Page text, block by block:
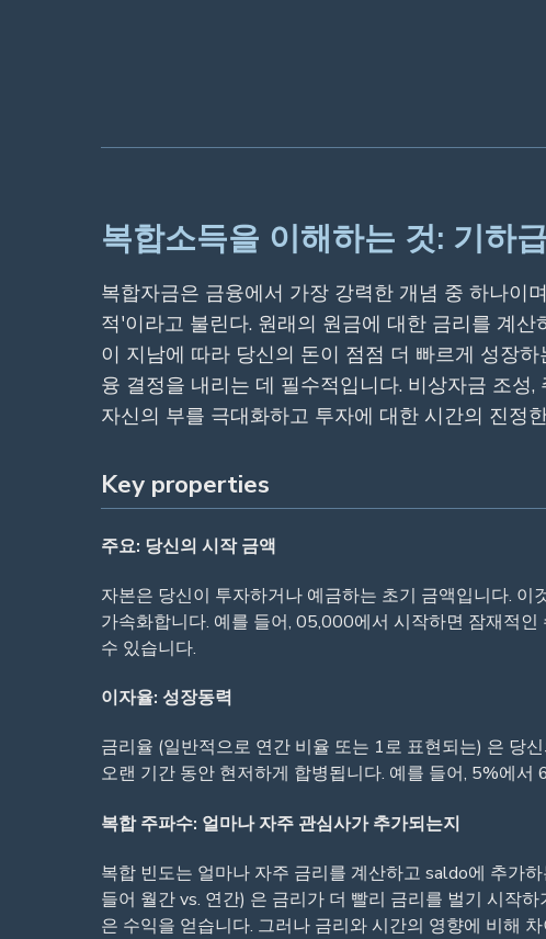
복합소득을 이해하는 것: 기하
복합자금은 금융에서 가장 강력한 개념 중 하나이
적'이라고 불린다. 원래의 원금에 대한 금리를 계
이 지남에 따라 당신의 돈이 점점 더 빠르게 성장
융 결정을 내리는 데 필수적입니다. 비상자금 조
자신의 부를 극대화하고 투자에 대한 시간의 진정
Key properties
주요: 당신의 시작 금액
자본은 당신이 투자하거나 예금하는 초기 금액입니다.
가속화합니다. 예를 들어, 05,000에서 시작하면 잠재적
수 있습니다.
이자율: 성장동력
금리율 (일반적으로 연간 비율 또는 1로 표현되는) 은 당
오랜 기간 동안 현저하게 합병됩니다. 예를 들어, 5%에
복합 주파수: 얼마나 자주 관심사가 추가되는지
복합 빈도는 얼마나 자주 금리를 계산하고 saldo에 추가
들어 월간 vs. 연간) 은 금리가 더 빨리 금리를 벌기 시작
은 수익을 얻습니다. 그러나 금리와 시간의 영향에 비해